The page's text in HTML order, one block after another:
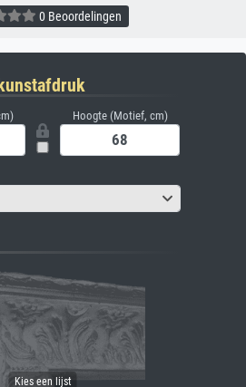
0 Beoordelingen
Hoogte (Motief, cm)